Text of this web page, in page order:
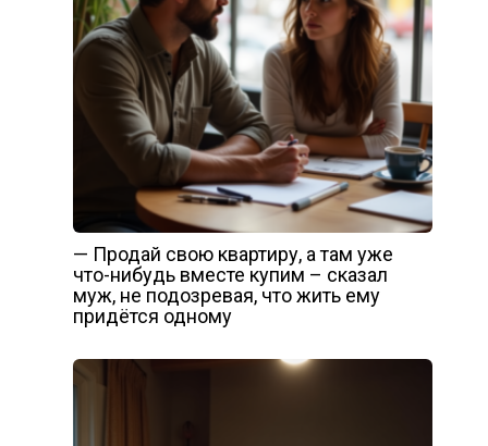
— Продай свою квартиру, а там уже
что-нибудь вместе купим – сказал
муж, не подозревая, что жить ему
придётся одному